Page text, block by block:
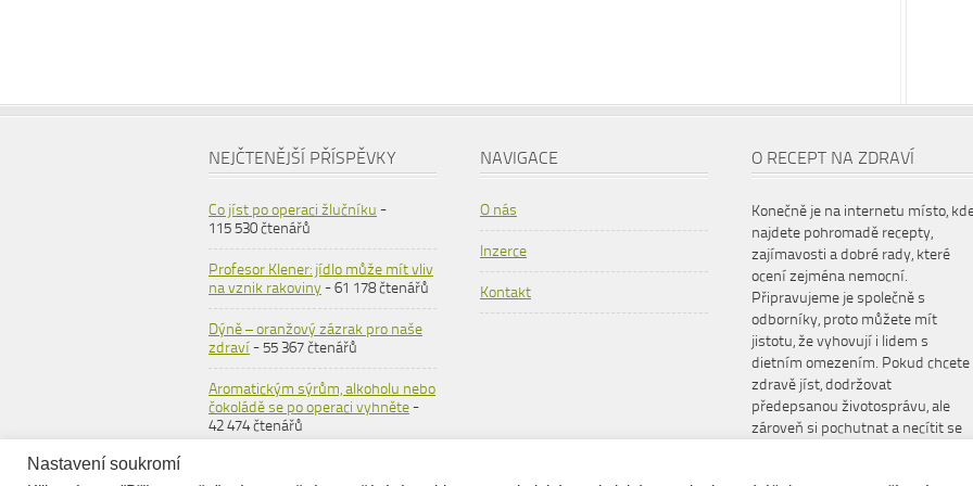
NEJČTENĚJŠÍ PŘÍSPĚVKY
Co jíst po operaci žlučníku -
115 530 čtenářů
Profesor Klener: jídlo může mít vliv
na vznik rakoviny- 61 178 čtenářů
Dýně – oranžový zázrak pro naše
zdraví- 55 367 čtenářů
Aromatickým sýrům, alkoholu nebo
čokoládě se po operaci vyhněte-
42 474 čtenářů
NAVIGACE
O nás
Inzerce
Kontakt
O RECEPT NA ZDRAVÍ
Konečně je na internetu místo,
najdete pohromadě recepty,
zajímavosti a dobré rady, které
ocení zejména nemocní.
Připravujeme je společně s
odborníky, proto můžete mít
jistotu, že vyhovují i lidem s
dietním omezením. Pokud chcete
zdravě jíst, dodržovat
předepsanou životosprávu, ale
zároveň si pochutnat a necítit se
Nastavení soukromí